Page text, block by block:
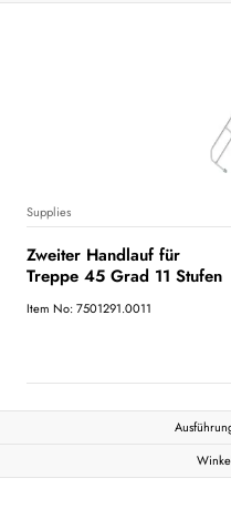
Supplies
Zweiter Handlauf für
Treppe 45 Grad 11 Stufen
Item No: 7501291.0011